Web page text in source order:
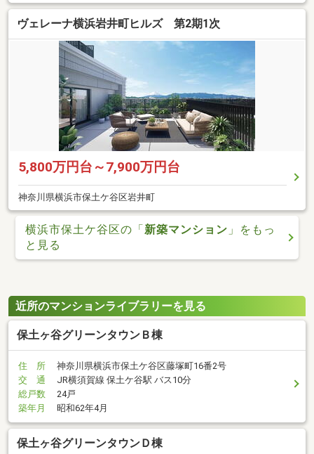
ヴェレーナ横浜岩井町ヒルズ 第2期1次
5,800万円台～7,900万円台
神奈川県横浜市保土ケ谷区岩井町
横浜市保土ケ谷区の「 新築マンション 」をもっ
と見る
近所のマンションライブラリーを見る
保土ヶ谷グリーンタウンＢ棟
住 所
神奈川県横浜市保土ケ谷区藤塚町16番2号
交 通
JR横須賀線 保土ケ谷駅 バス10分
総戸数
24戸
築年月
昭和62年4月
保土ヶ谷グリーンタウンＤ棟